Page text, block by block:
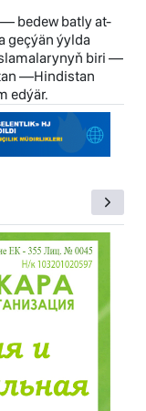
bedew batly at-
geçýän ýylda
biri —
—Hindistan
edýär.